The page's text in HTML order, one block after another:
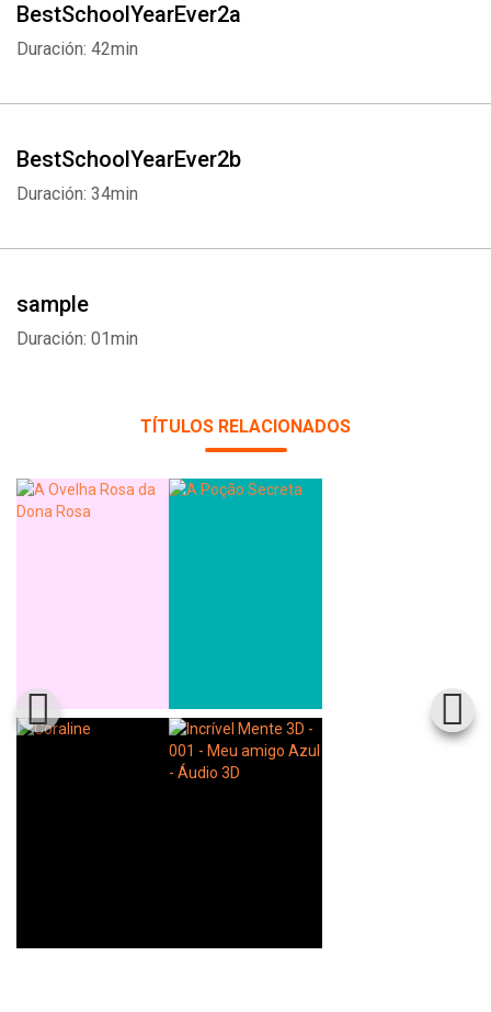
BestSchoolYearEver2a
Duración: 42min
BestSchoolYearEver2b
Duración: 34min
sample
Duración: 01min
TÍTULOS RELACIONADOS
Whatsapp